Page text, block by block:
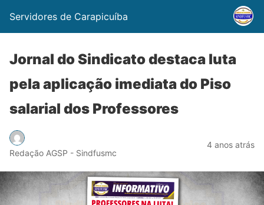
Servidores de Carapicuíba
Jornal do Sindicato destaca luta
pela aplicação imediata do Piso
salarial dos Professores
Redação AGSP - Sindfusmc
4 anos atrás